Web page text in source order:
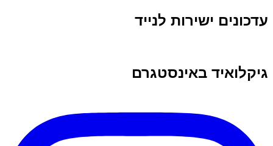
עדכונים ישירות לנייד
גיקלואיד באינסטגרם